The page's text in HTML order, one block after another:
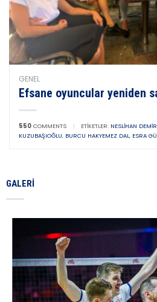
GENEL
Efsane oyuncular yeniden
550 COMMENTS | ETIKETLER: NESLIHAN
KUZUBAŞIOĞLU, BURCU HAKYEMEZ DAL, ESRA
GALERI